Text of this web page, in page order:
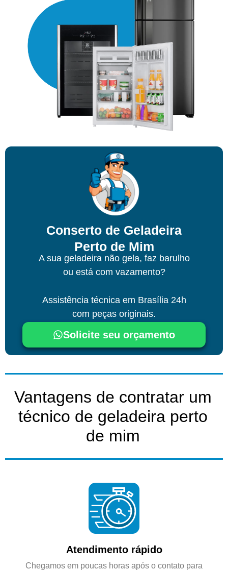
Conserto de Geladeira
Perto de Mim
A sua geladeira não gela, faz barulho
ou está com vazamento?
Assistência técnica em Brasília24h
com peças originais.
Solicite seu orçamento
Vantagens de contratar um
técnico de geladeira perto
de mim
Atendimento rápido
Chegamos em poucas horas após o contato para